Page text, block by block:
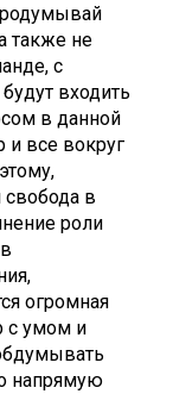
также не
с
входить
в данной
и все вокруг
свобода в
роли
огромная
с умом и
напрямую